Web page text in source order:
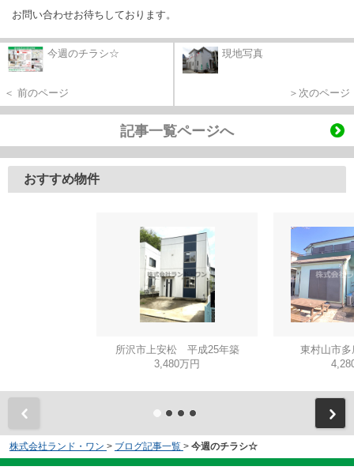
お問い合わせお待ちしております。
今週のチラシ☆
＜ 前のページ
現地写真
＞次のページ
記事一覧ページへ
おすすめ物件
所沢市上安松 平成25年築
3,480万円
東村山市
株式会社ランド・ワン > ブログ記事一覧 > 今週のチラシ☆